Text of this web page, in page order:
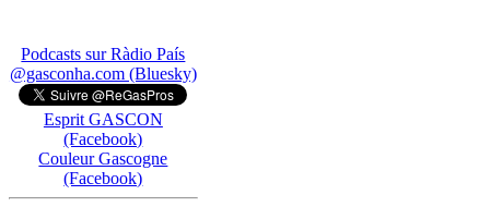
Podcasts sur Ràdio País
@gasconha.com (Bluesky)
Esprit GASCON
(Facebook)
Couleur Gascogne
(Facebook)